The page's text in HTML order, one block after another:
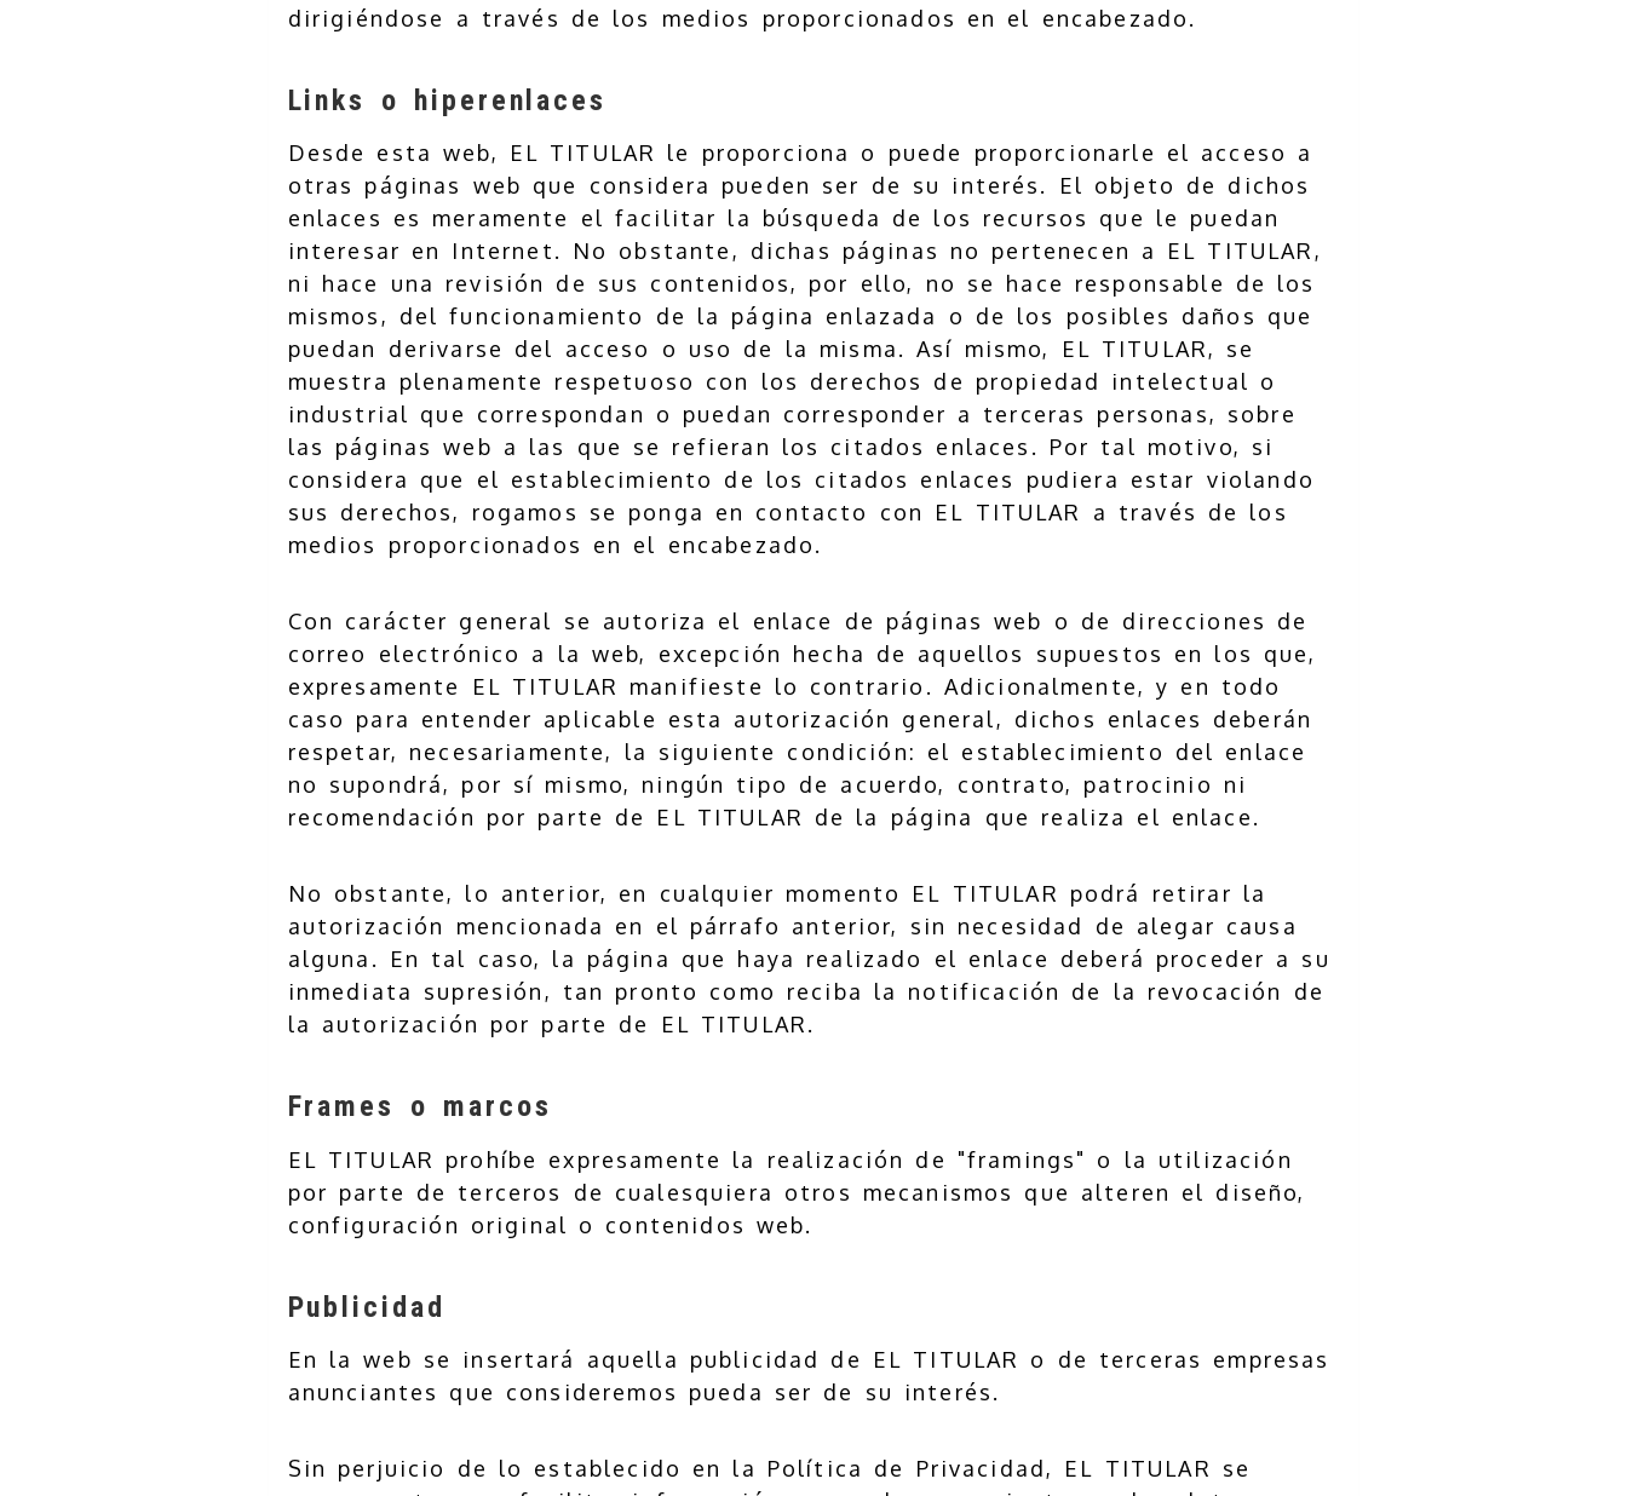
dirigiéndose a través de los medios proporcionados en el encabezado.
Links o hiperenlaces
Desde esta web, EL TITULAR le proporciona o puede proporcionarle el acceso a
otras páginas web que considera pueden ser de su interés. El objeto de dichos
enlaces es meramente el facilitar la búsqueda de los recursos que le puedan
interesar en Internet. No obstante, dichas páginas no pertenecen a EL TITULAR,
ni hace una revisión de sus contenidos, por ello, no se hace responsable de los
mismos, del funcionamiento de la página enlazada o de los posibles daños que
puedan derivarse del acceso o uso de la misma. Así mismo, EL TITULAR, se
muestra plenamente respetuoso con los derechos de propiedad intelectual o
industrial que correspondan o puedan corresponder a terceras personas, sobre
las páginas web a las que se refieran los citados enlaces. Por tal motivo, si
considera que el establecimiento de los citados enlaces pudiera estar violando
sus derechos, rogamos se ponga en contacto con EL TITULAR a través de los
medios proporcionados en el encabezado.
Con carácter general se autoriza el enlace de páginas web o de direcciones de
correo electrónico a la web, excepción hecha de aquellos supuestos en los que,
expresamente EL TITULAR manifieste lo contrario. Adicionalmente, y en todo
caso para entender aplicable esta autorización general, dichos enlaces deberán
respetar, necesariamente, la siguiente condición: el establecimiento del enlace
no supondrá, por sí mismo, ningún tipo de acuerdo, contrato, patrocinio ni
recomendación por parte de EL TITULAR de la página que realiza el enlace.
No obstante, lo anterior, en cualquier momento EL TITULAR podrá retirar la
autorización mencionada en el párrafo anterior, sin necesidad de alegar causa
alguna. En tal caso, la página que haya realizado el enlace deberá proceder a su
inmediata supresión, tan pronto como reciba la notificación de la revocación de
la autorización por parte de EL TITULAR.
Frames o marcos
EL TITULAR prohíbe expresamente la realización de "framings" o la utilización
por parte de terceros de cualesquiera otros mecanismos que alteren el diseño,
configuración original o contenidos web.
Publicidad
En la web se insertará aquella publicidad de EL TITULAR o de terceras empresas
anunciantes que consideremos pueda ser de su interés.
Sin perjuicio de lo establecido en la Política de Privacidad, EL TITULAR se